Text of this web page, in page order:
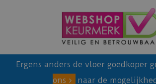
Ergens anders de vloer goedkoper
ons
naar de